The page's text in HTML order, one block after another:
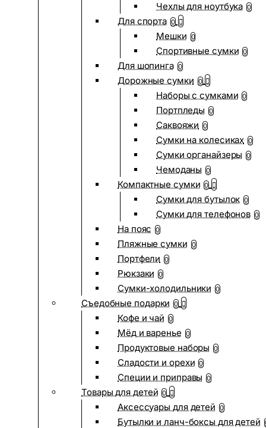
Чехлы для ноутбука 0
Для спорта 0
Мешки 0
Спортивные сумки 0
Для шопинга 0
Дорожные сумки 0
Наборы с сумками 0
Портпледы 0
Саквояжи 0
Сумки на колесиках 0
Сумки органайзеры 0
Чемоданы 0
Компактные сумки 0
Сумки для бутылок 0
Сумки для телефонов 0
На пояс 0
Пляжные сумки 0
Портфели 0
Рюкзаки 0
Сумки-холодильники 0
Съедобные подарки 0
Кофе и чай 0
Мёд и варенье 0
Продуктовые наборы 0
Сладости и орехи 0
Специи и приправы 0
Товары для детей 0
Аксессуары для детей 0
Бутылки и ланч-боксы для детей